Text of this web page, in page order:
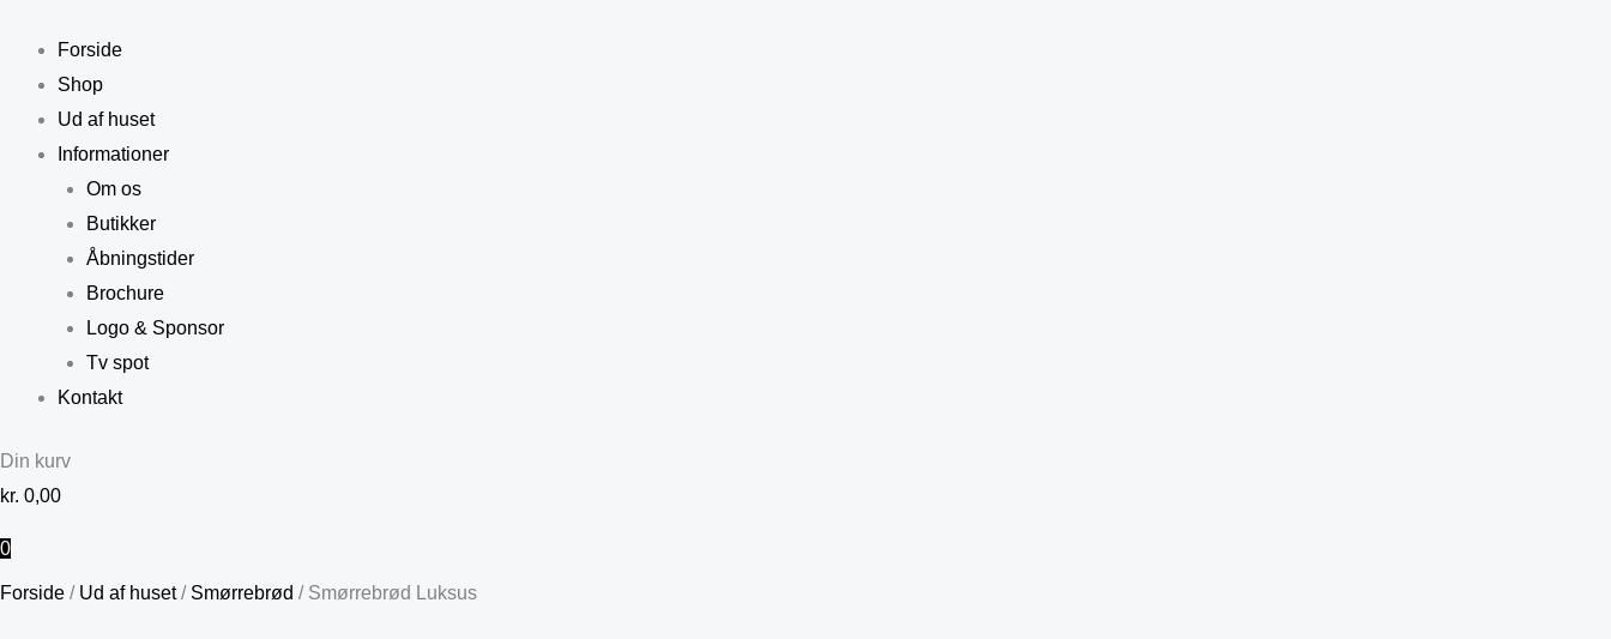
Forside
Shop
Ud af huset
Informationer
Om os
Butikker
Åbningstider
Brochure
Logo & Sponsor
Tv spot
Kontakt
Din kurv
kr. 0,00
0
Forside / Ud af huset/ Smørrebrød / Smørrebrød Luksus